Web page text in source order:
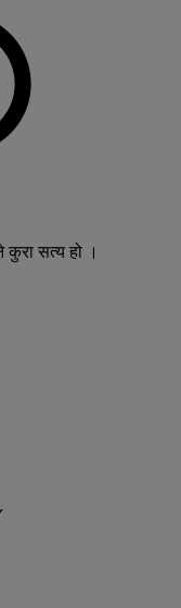
कुरा सत्य हो ।